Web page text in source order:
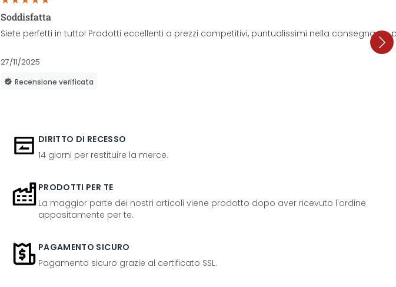
Soddisfatta
Siete perfetti in tutto! Prodotti eccellenti a prezzi competitivi, puntualissimi nella consegna. La
27/11/2025
Recensione verificata
DIRITTO DI RECESSO
14 giorni per restituire la merce.
PRODOTTI PER TE
La maggior parte dei nostri articoli viene prodotto dopo aver ricevuto l'ordine
appositamente per te.
PAGAMENTO SICURO
Pagamento sicuro grazie al certificato SSL.